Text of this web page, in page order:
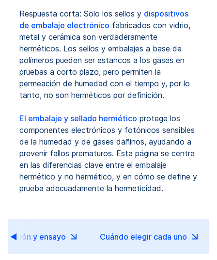
Respuesta corta: Solo los sellos y dispositivos
de embalaje electrónico fabricados con vidrio,
metal y cerámica son verdaderamente
herméticos. Los sellos y embalajes a base de
polímeros pueden ser estancos a los gases en
pruebas a corto plazo, pero permiten la
permeación de humedad con el tiempo y, por lo
tanto, no son herméticos por definición.
El embalaje y sellado hermético protege los
componentes electrónicos y fotónicos sensibles
de la humedad y de gases dañinos, ayudando a
prevenir fallos prematuros. Esta página se centra
en las diferencias clave entre el embalaje
hermético y no hermético, y en cómo se define y
prueba adecuadamente la hermeticidad.
y ensayo Cuándo elegir cada uno